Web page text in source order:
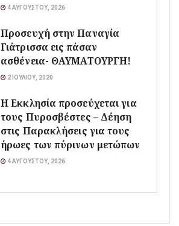
4 ΑΥΓΟΎΣΤΟΥ, 2026
Προσευχή στην Παναγία
Γιάτρισσα εις πάσαν
ασθένεια- ΘΑΥΜΑΤΟΥΡΓΗ!
2 ΙΟΥΛΊΟΥ, 2020
Η Εκκλησία προσεύχεται για
τους Πυροσβέστες – Δέηση
στις Παρακλήσεις για τους
ήρωες των πύρινων μετώπων
4 ΑΥΓΟΎΣΤΟΥ, 2026